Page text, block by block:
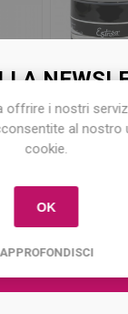
le
il10% di
Gel
offrire i nostri
al nostro
cookie.
OK
APPROFONDISCI